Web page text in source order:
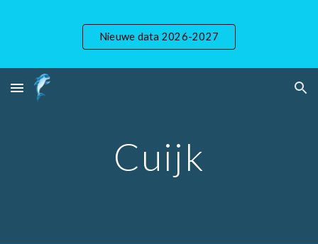
Skip to main content Skip to navigation
Nieuwe data 2026-2027
Cuijk